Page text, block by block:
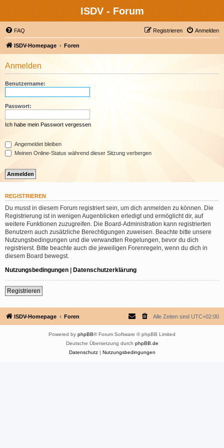
ISDV - Forum
FAQ Anmelden
Registrieren
ISDV-Homepage Foren
Anmelden
Benutzername:
Passwort:
Ich habe mein Passwort vergessen
Angemeldet bleiben
Meinen Online-Status während dieser Sitzung verbergen
REGISTRIEREN
Du musst in diesem Forum registriert sein, um dich anmelden zu können. Die
Registrierung ist in wenigen Augenblicken erledigt und ermöglicht dir, auf
weitere Funktionen zuzugreifen. Die Board-Administration kann registrierten
Benutzern auch zusätzliche Berechtigungen zuweisen. Beachte bitte unsere
Nutzungsbedingungen und die verwandten Regelungen, bevor du dich
registrierst. Bitte beachte auch die jeweiligen Forenregeln, wenn du dich in
diesem Board bewegst.
Nutzungsbedingungen | Datenschutzerklärung
Registrieren
ISDV-Homepage Foren Alle Zeiten sind UTC+02:00
Powered by phpBB® Forum Software © phpBB Limited
Deutsche Übersetzung durch phpBB.de
Datenschutz| Nutzungsbedingungen